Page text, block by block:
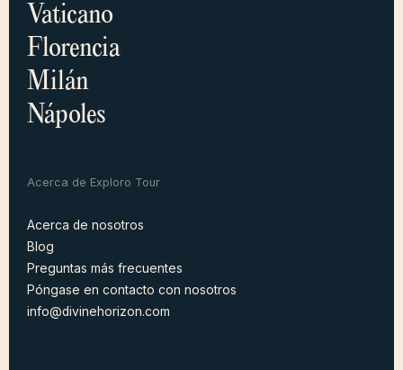
Vaticano
Florencia
Milán
Nápoles
Acerca de Exploro Tour
Acerca de nosotros
Acerca de nosotros
Blog
Blog
Preguntas más frecuentes
PREGUNTAS MÁS
FRECUENTES
Póngase en contacto con nosotros
Póngase en contacto con nosotros
info@divinehorizon.com